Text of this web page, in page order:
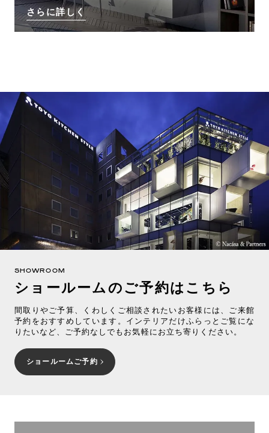
さらに詳しく
SHOWROOM
ショールームのご予約はこちら
間取りやご予算、くわしくご相談されたいお客様には、ご来館
予約をおすすめしています。インテリアだけふらっとご覧にな
りたいなど、ご予約なしでもお気軽にお立ち寄りください。
ショールームご予約